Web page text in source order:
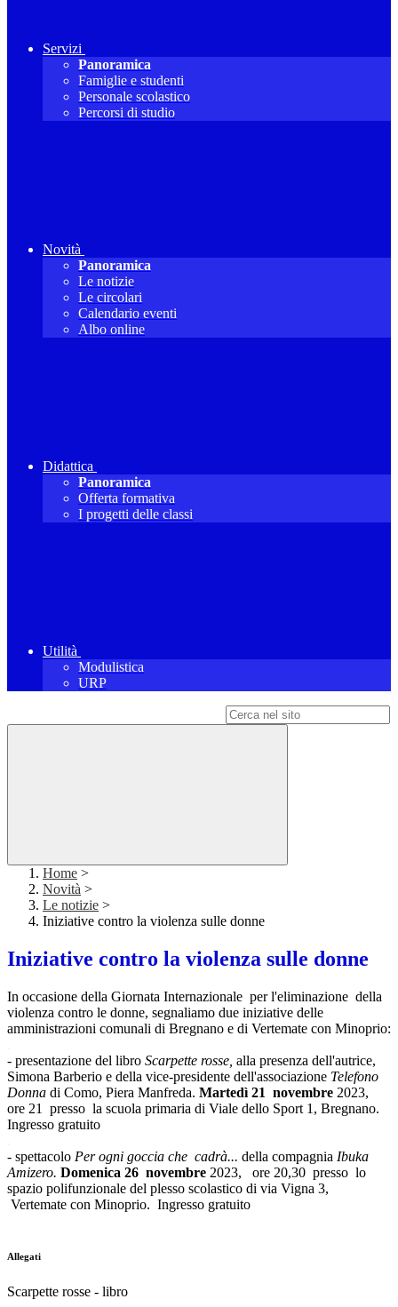
Servizi
Panoramica
Famiglie e studenti
Personale scolastico
Percorsi di studio
Novità
Panoramica
Le notizie
Le circolari
Calendario eventi
Albo online
Didattica
Panoramica
Offerta formativa
I progetti delle classi
Utilità
Modulistica
URP
Home >
Novità >
Le notizie >
Iniziative contro la violenza sulle donne
Iniziative contro la violenza sulle donne
In occasione della Giornata Internazionale per l'eliminazione della
violenza contro le donne, segnaliamo due iniziative delle
amministrazioni comunali di Bregnano e di Vertemate con Minoprio:
- presentazione del libro Scarpette rosse, alla presenza dell'autrice,
Simona Barberio e della vice-presidente dell'associazione Telefono
Donna di Como, Piera Manfreda. Martedì 21 novembre 2023,
ore 21 presso la scuola primaria di Viale dello Sport 1, Bregnano.
Ingresso gratuito
- spettacolo Per ogni goccia che cadrà... della compagnia Ibuka
Amizero. Domenica 26 novembre 2023, ore 20,30 presso lo
spazio polifunzionale del plesso scolastico di via Vigna 3,
Vertemate con Minoprio. Ingresso gratuito
Allegati
Scarpette rosse - libro